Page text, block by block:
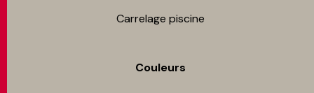
Carrelage piscine
Couleurs